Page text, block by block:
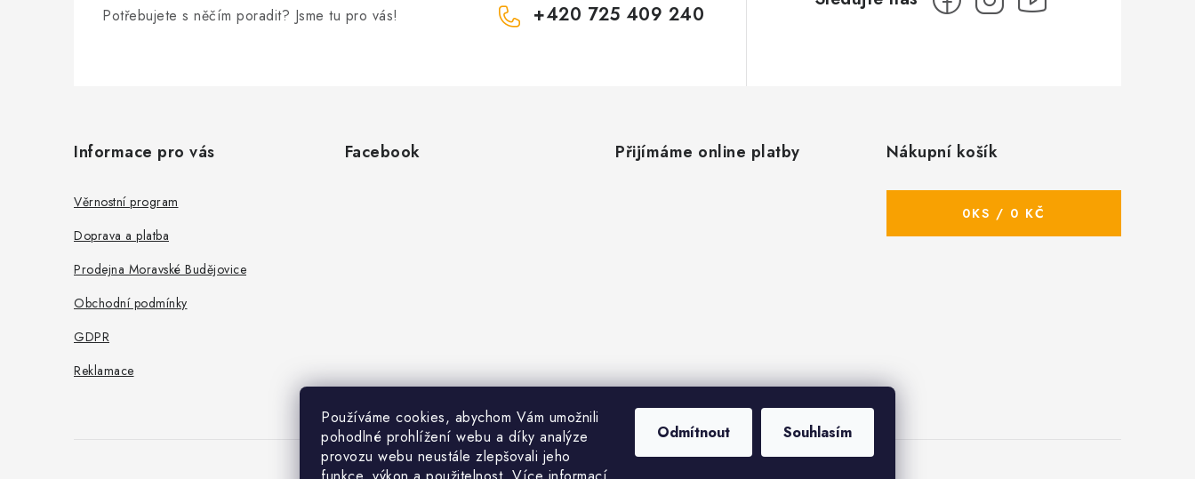
Používáme cookies, abychom Vám umožnili
pohodlné prohlížení webu a díky analýze
provozu webu neustále zlepšovali jeho
Odmítnout Souhlasím
Potřebujete s něčím poradit? Jsme tu pro vás!
+420 725 409 240
Informace pro vás
Věrnostní program
Doprava a platba
Prodejna Moravské Budějovice
Obchodní podmínky
GDPR
Reklamace
Facebook Přijímáme online platby Nákupní košík
0KS / 0 KČ